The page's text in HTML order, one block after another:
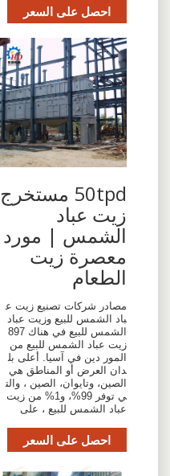
احصل على السعر
50tpd مستخرج
زيت عباد
الشمس | مورد
معصرة زيت
الطعام
مصادر شركات تصنيع زيت ع
باد الشمس للبيع وزيت عباد
الشمس للبيع في هناك 897
زيت عباد الشمس للبيع من
المور دين في آسيا. أعلى بل
دان العرض أو المناطق هي
الصين، وتايوان، الصين ، والت
ي توفر 99%، و1% من زيت
عباد الشمس للبيع ، على
احصل على السعر